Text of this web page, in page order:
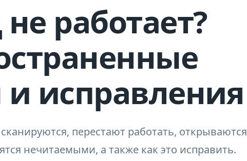
не работает?
исправления
перестают работать, открываются
нечитаемыми, а также как это исправить.